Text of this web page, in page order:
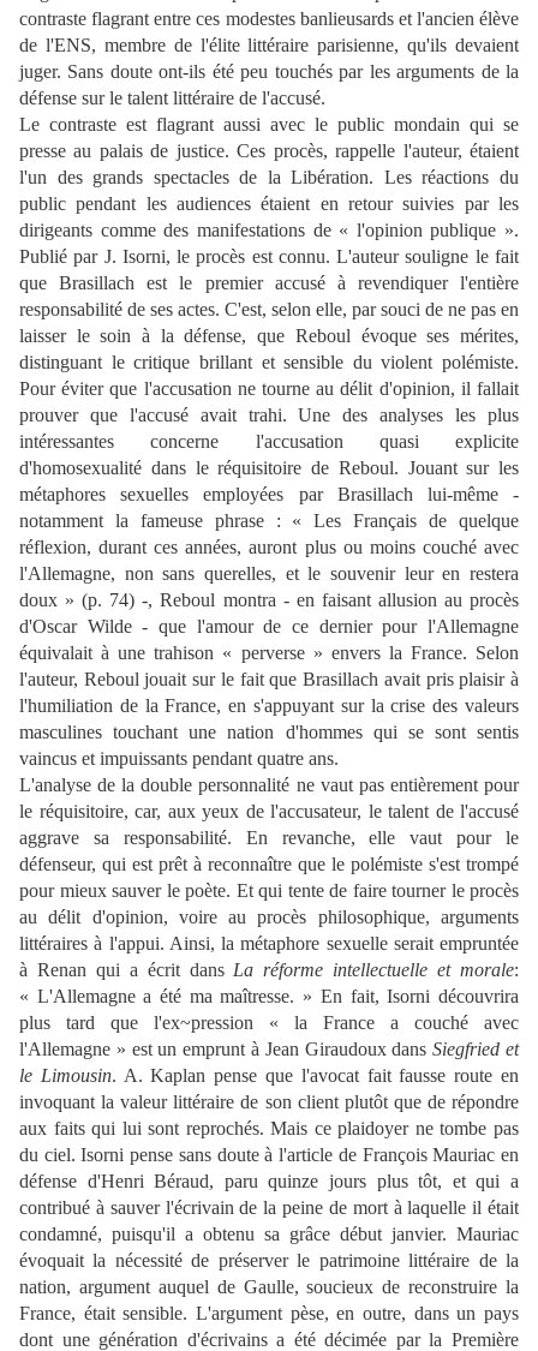
contraste flagrant entre ces modestes banlieusards et l'ancien élève
de l'ENS, membre de l'élite littéraire parisienne, qu'ils devaient
juger. Sans doute ont-ils été peu touchés par les arguments de la
défense sur le talent littéraire de l'accusé.
Le contraste est flagrant aussi avec le public mondain qui se
presse au palais de justice. Ces procès, rappelle l'auteur, étaient
l'un des grands spectacles de la Libération. Les réactions du
public pendant les audiences étaient en retour suivies par les
dirigeants comme des manifestations de « l'opinion publique ».
Publié par J. Isorni, le procès est connu. L'auteur souligne le fait
que Brasillach est le premier accusé à revendiquer l'entière
responsabilité de ses actes. C'est, selon elle, par souci de ne pas en
laisser le soin à la défense, que Reboul évoque ses mérites,
distinguant le critique brillant et sensible du violent polémiste.
Pour éviter que l'accusation ne tourne au délit d'opinion, il fallait
prouver que l'accusé avait trahi. Une des analyses les plus
intéressantes concerne l'accusation quasi explicite
d'homosexualité dans le réquisitoire de Reboul. Jouant sur les
métaphores sexuelles employées par Brasillach lui-même -
notamment la fameuse phrase : « Les Français de quelque
réflexion, durant ces années, auront plus ou moins couché avec
l'Allemagne, non sans querelles, et le souvenir leur en restera
doux » (p. 74) -, Reboul montra - en faisant allusion au procès
d'Oscar Wilde - que l'amour de ce dernier pour l'Allemagne
équivalait à une trahison « perverse » envers la France. Selon
l'auteur, Reboul jouait sur le fait que Brasillach avait pris plaisir à
l'humiliation de la France, en s'appuyant sur la crise des valeurs
masculines touchant une nation d'hommes qui se sont sentis
vaincus et impuissants pendant quatre ans.
L'analyse de la double personnalité ne vaut pas entièrement pour
le réquisitoire, car, aux yeux de l'accusateur, le talent de l'accusé
aggrave sa responsabilité. En revanche, elle vaut pour le
défenseur, qui est prêt à reconnaître que le polémiste s'est trompé
pour mieux sauver le poète. Et qui tente de faire tourner le procès
au délit d'opinion, voire au procès philosophique, arguments
littéraires à l'appui. Ainsi, la métaphore sexuelle serait empruntée
à Renan qui a écrit dans La réforme intellectuelle et morale:
« L'Allemagne a été ma maîtresse. » En fait, Isorni découvrira
plus tard que l'ex~pression « la France a couché avec
l'Allemagne » est un emprunt à Jean Giraudoux dansSiegfried et
le Limousin. A. Kaplan pense que l'avocat fait fausse route en
invoquant la valeur littéraire de son client plutôt que de répondre
aux faits qui lui sont reprochés. Mais ce plaidoyer ne tombe pas
du ciel. Isorni pense sans doute à l'article de François Mauriac en
défense d'Henri Béraud, paru quinze jours plus tôt, et qui a
contribué à sauver l'écrivain de la peine de mort à laquelle il était
condamné, puisqu'il a obtenu sa grâce début janvier. Mauriac
évoquait la nécessité de préserver le patrimoine littéraire de la
nation, argument auquel de Gaulle, soucieux de reconstruire la
France, était sensible. L'argument pèse, en outre, dans un pays
dont une génération d'écrivains a été décimée par la Première